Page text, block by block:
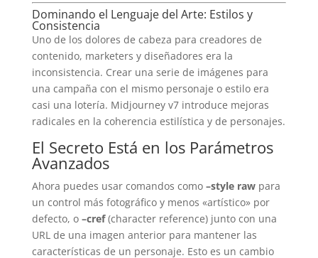
Dominando el Lenguaje del Arte: Estilos y
Consistencia
Uno de los dolores de cabeza para creadores de
contenido, marketers y diseñadores era la
inconsistencia. Crear una serie de imágenes para
una campaña con el mismo personaje o estilo era
casi una lotería. Midjourney v7 introduce mejoras
radicales en la coherencia estilística y de personajes.
El Secreto Está en los Parámetros
Avanzados
Ahora puedes usar comandos como –style rawpara
un control más fotográfico y menos «artístico» por
defecto, o –cref(character reference) junto con una
URL de una imagen anterior para mantener las
características de un personaje. Esto es un cambio